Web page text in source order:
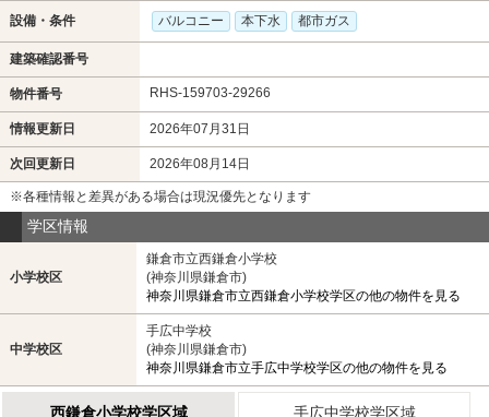
設備・条件 バルコニー 本下水 都市ガス
建築確認番号
物件番号 RHS-159703-29266
情報更新日 2026年07月31日
次回更新日 2026年08月14日
※各種情報と差異がある場合は現況優先となります
学区情報
小学校区
鎌倉市立西鎌倉小学校
(神奈川県鎌倉市)
神奈川県鎌倉市立西鎌倉小学校学区の他の物件を見る
中学校区
手広中学校
(神奈川県鎌倉市)
神奈川県鎌倉市立手広中学校学区の他の物件を見る
西鎌倉小学校学区域 手広中学校学区域